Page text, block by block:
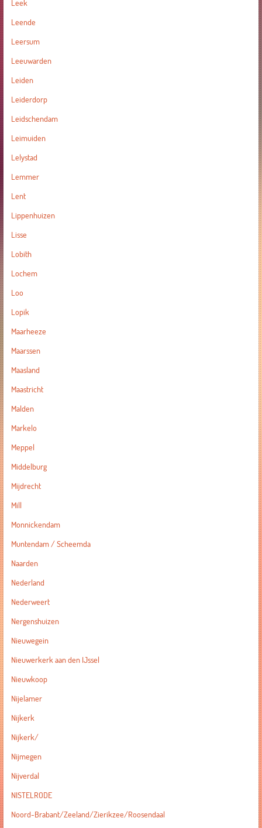
Leek
Leende
Leersum
Leeuwarden
Leiden
Leiderdorp
Leidschendam
Leimuiden
Lelystad
Lemmer
Lent
Lippenhuizen
Lisse
Lobith
Lochem
Loo
Lopik
Maarheeze
Maarssen
Maasland
Maastricht
Malden
Markelo
Meppel
Middelburg
Mijdrecht
Mill
Monnickendam
Muntendam / Scheemda
Naarden
Nederland
Nederweert
Nergenshuizen
Nieuwegein
Nieuwerkerk aan den IJssel
Nieuwkoop
Nijelamer
Nijkerk
Nijkerk/
Nijmegen
Nijverdal
NISTELRODE
Noord-Brabant/Zeeland/Zierikzee/Roosendaal